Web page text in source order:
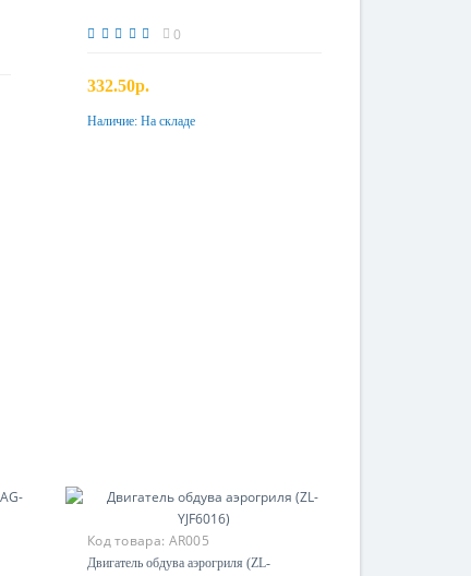
0
332.50р.
Купить
Наличие: На складе
Код товара: AR005
Двигатель обдува аэрогриля (ZL-